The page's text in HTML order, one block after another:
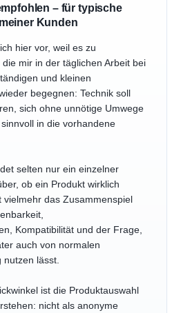
– für typische
Kunden
hier vor, weil es zu
mir in der täglichen Arbeit bei
und kleinen
begegnen: Technik soll
sich ohne unnötige Umwege
in die vorhandene
selten nur ein einzelner
ob ein Produkt wirklich
vielmehr das Zusammenspiel
Kompatibilität und der Frage,
auch von normalen
lässt.
ist die Produktauswahl
nicht als anonyme